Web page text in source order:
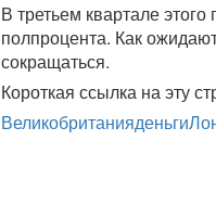
В третьем квартале
полпроцента. Как
сокращаться.
Короткая ссылка на эту
Великобританияденьги